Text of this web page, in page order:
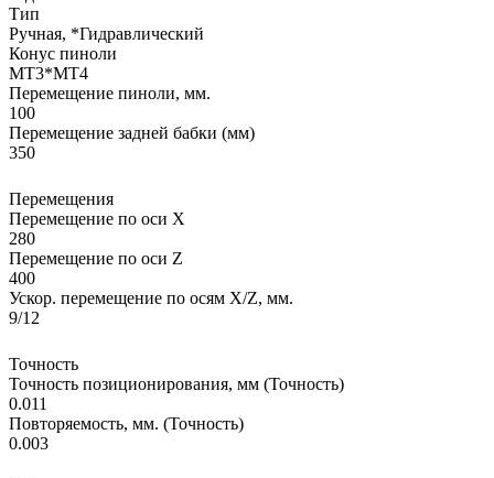
Тип
Ручная, *Гидравлический
Конус пиноли
MT3*MT4
Перемещение пиноли, мм.
100
Перемещение задней бабки (мм)
350
Перемещения
Перемещение по оси X
280
Перемещение по оси Z
400
Ускор. перемещение по осям X/Z, мм.
9/12
Точность
Точность позиционирования, мм (Точность)
0.011
Повторяемость, мм. (Точность)
0.003